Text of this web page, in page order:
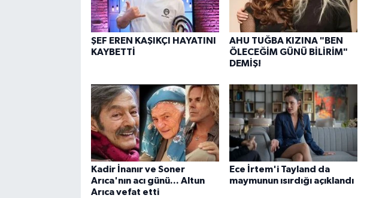
ŞEF EREN KAŞIKÇI HAYATINI
KAYBETTİ
AHU TUĞBA KIZINA "BEN
ÖLECEĞİM GÜNÜ BİLİRİM"
DEMİŞ!
Kadir İnanır ve Soner
Arıca'nın acı günü... Altun
Arıca vefat etti
Ece İrtem'i Tayland da
maymunun ısırdığı açıklandı